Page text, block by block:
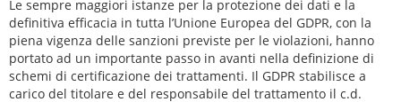
Le sempre maggiori istanze per la protezione dei dati e la
definitiva efficacia in tutta l’Unione Europea del GDPR, con la
piena vigenza delle sanzioni previste per le violazioni, hanno
portato ad un importante passo in avanti nella definizione di
schemi di certificazione dei trattamenti. Il GDPR stabilisce a
carico del titolare e del responsabile del trattamento il c.d.